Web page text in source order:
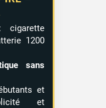
1200
sans
et
et